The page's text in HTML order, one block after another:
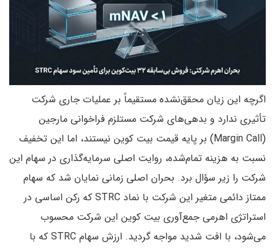
اگرچه این زیان محقق‌نشده مستقیماً بر عملیات جاری شرکت
تأثیری ندارد و بدهی‌های شرکت مستلزم فراخوانی مارجین
(Margin Call) بر پایه قیمت بیت کوین نیستند، اما این تخفیف
نسبت به هزینه تمام‌شده، روایت اصلی سرمایه‌گذاری در سهام این
شرکت را زیر سؤال برد. بحران اصلی زمانی نمایان شد که سهام
ممتاز دائمی متغیر این شرکت با نماد STRC که رکن اساسی در
استراتژی اهرمی جمع‌آوری بیت کوین این شرکت محسوب
می‌شود، با افت شدید مواجه گردید. ارزش سهام STRC که با